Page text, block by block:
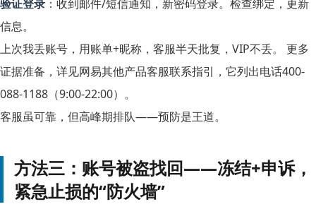
验证登录 ：收到邮件/短信通知，新密码登录。检查绑定，更新
信息。
上次我丢账号，用账单+昵称，客服半天批复，VIP不丢。 更多
证据准备，详见网易其他产品客服联系指引，它列出电话400-
088-1188（9:00-22:00）。
客服虽可靠，但高峰期排队——预防是王道。
方法三：账号被盗找回——冻结+申诉，
紧急止损的“防火墙”